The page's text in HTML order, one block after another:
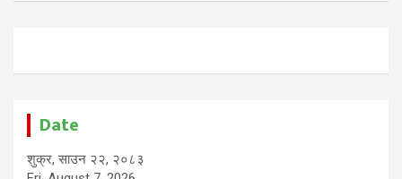
Date
शुक्र, साउन २२, २०८३